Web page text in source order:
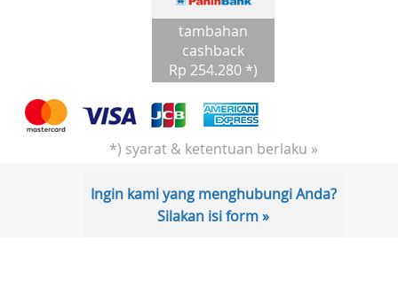
tambahan
cashback
Rp 254.280 *)
*) syarat & ketentuan berlaku »
Ingin kami yang menghubungi Anda?
Silakan isi form »